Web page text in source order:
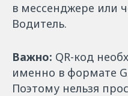
в мессенджере или
Водитель.
Важно: QR-код
именно в формате
Поэтому нельзя